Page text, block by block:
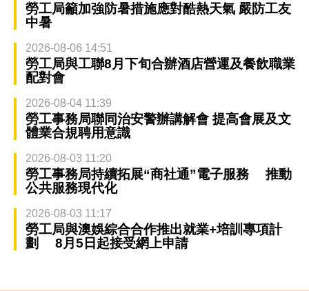
勞工局籲加強防暑措施應對酷熱天氣 嚴防工友
中暑
2026-08-06 14:51
勞工局與工聯8月下旬合辦酒店營運及餐飲職業
配對會
2026-08-04 11:39
勞工事務局聯同治安警辦講解會 提高會展及文
體業合規聘用意識
2026-08-03 11:20
勞工事務局持續拓展“商社通”電子服務 推動
公共服務現代化
2026-08-03 11:17
勞工局與澳娛綜合合作推出就業+培訓專項計
劃 8月5日起接受網上申請